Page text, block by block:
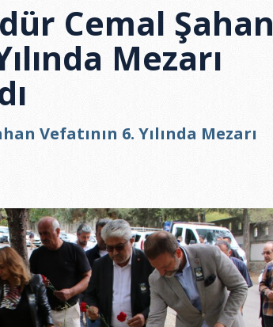
Cemal Şahan
Mezarı
Vefatının 6. Yılında Mezarı